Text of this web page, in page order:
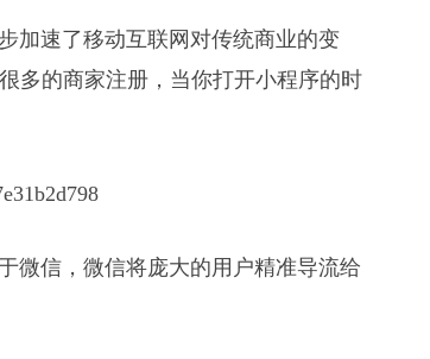
速了移动互联网对传统商业的变
多的商家注册，当你打开小程序的时
信，微信将庞大的用户精准导流给